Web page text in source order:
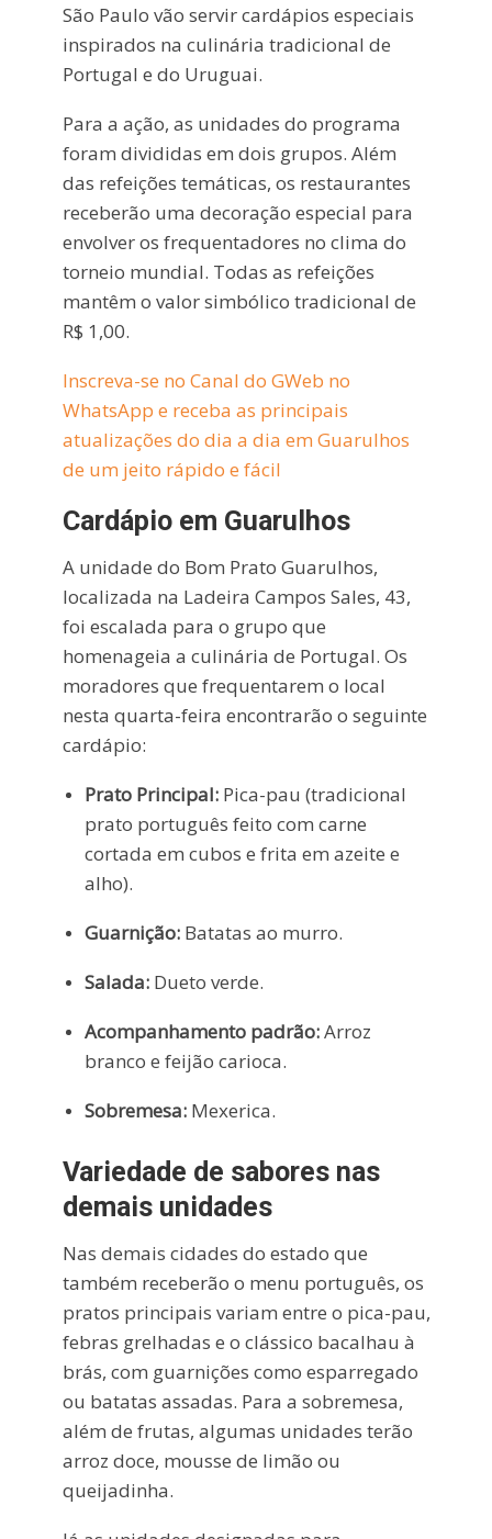
São Paulo vão servir cardápios especiais
inspirados na culinária tradicional de
Portugal e do Uruguai.
Para a ação, as unidades do programa
foram divididas em dois grupos. Além
das refeições temáticas, os restaurantes
receberão uma decoração especial para
envolver os frequentadores no clima do
torneio mundial. Todas as refeições
mantêm o valor simbólico tradicional de
R$ 1,00.
Inscreva-se no Canal do GWeb no
WhatsApp e receba as principais
atualizações do dia a dia em Guarulhos
de um jeito rápido e fácil
Cardápio em Guarulhos
A unidade do Bom Prato Guarulhos,
localizada na Ladeira Campos Sales, 43,
foi escalada para o grupo que
homenageia a culinária de Portugal. Os
moradores que frequentarem o local
nesta quarta-feira encontrarão o seguinte
cardápio:
Prato Principal:Pica-pau (tradicional
prato português feito com carne
cortada em cubos e frita em azeite e
alho).
Guarnição:Batatas ao murro.
Salada:Dueto verde.
Acompanhamento padrão:Arroz
branco e feijão carioca.
Sobremesa:Mexerica.
Variedade de sabores nas
demais unidades
Nas demais cidades do estado que
também receberão o menu português, os
pratos principais variam entre o pica-pau,
febras grelhadas e o clássico bacalhau à
brás, com guarnições como esparregado
ou batatas assadas. Para a sobremesa,
além de frutas, algumas unidades terão
arroz doce, mousse de limão ou
queijadinha.